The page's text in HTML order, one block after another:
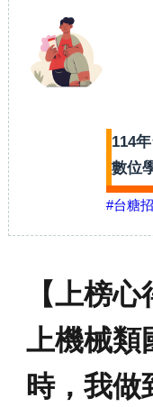
114
數位
#台糖
【上榜
上機械類
時，我做